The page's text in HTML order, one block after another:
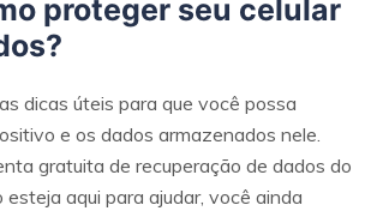
proteger seu celular
dicas úteis para que você possa
e os dados armazenados nele.
gratuita de recuperação de dados do
esteja aqui para ajudar, você ainda